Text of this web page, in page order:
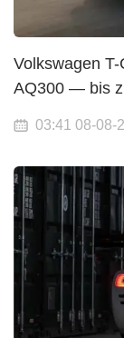
Volkswagen
AQ300 — bis
03:41 08-08-